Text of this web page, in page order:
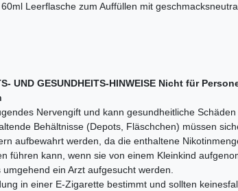
Leerflasche zum Auffüllen mit
UND GESUNDHEITS-HINWEISE Nicht für
Nervengift und kann gesundheitliche Schäden
Behältnisse (Depots, Fläschchen) müssen
aufbewahrt werden, da die enthaltene
führen kann, wenn sie von einem Kleinkind
ein Arzt aufgesucht werden.
in einer E-Zigarette bestimmt und sollten